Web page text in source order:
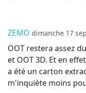
ZEMO dimanche 17
OOT restera assez
et OOT 3D. Et en
a été un carton
m'inquiète moins